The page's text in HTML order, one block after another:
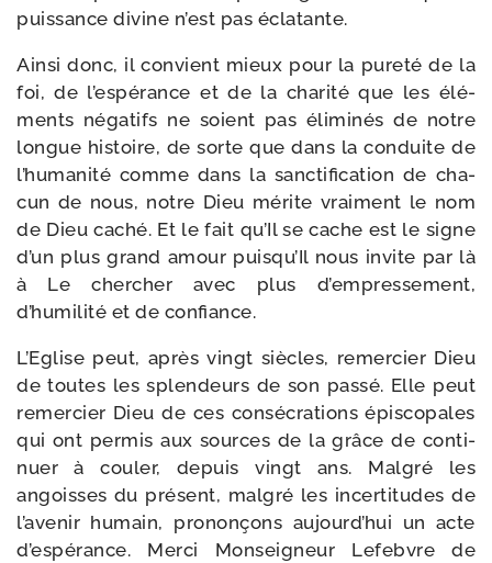
puis­sance divine n’est pas éclatante.
Ainsi donc, il convient mieux pour la pure­té de la
foi, de l’espérance et de la cha­ri­té que les élé­
ments néga­tifs ne soient pas éli­mi­nés de notre
longue his­toire, de sorte que dans la conduite de
l’humanité comme dans la sanc­ti­fi­ca­tion de cha­
cun de nous, notre Dieu mérite vrai­ment le nom
de Dieu caché. Et le fait qu’Il se cache est le signe
d’un plus grand amour puisqu’Il nous invite par là
à Le cher­cher avec plus d’empressement,
d’humilité et de confiance.
L’Eglise peut, après vingt siècles, remer­cier Dieu
de toutes les splen­deurs de son pas­sé. Elle peut
remer­cier Dieu de ces consé­cra­tions épis­co­pales
qui ont per­mis aux sources de la grâce de conti­
nuer à cou­ler, depuis vingt ans. Malgré les
angoisses du pré­sent, mal­gré les incer­ti­tudes de
l’avenir humain, pro­non­çons aujourd’hui un acte
d’espérance. Merci Monseigneur Lefebvre de